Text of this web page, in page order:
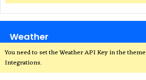
Weather
You need to set the Weather API Key in the
Integrations.